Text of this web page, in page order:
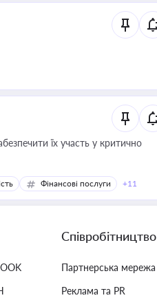
їх участь у критично
Фінансові послуги +11
Співробітництво
Партнерська мережа
Реклама та PR